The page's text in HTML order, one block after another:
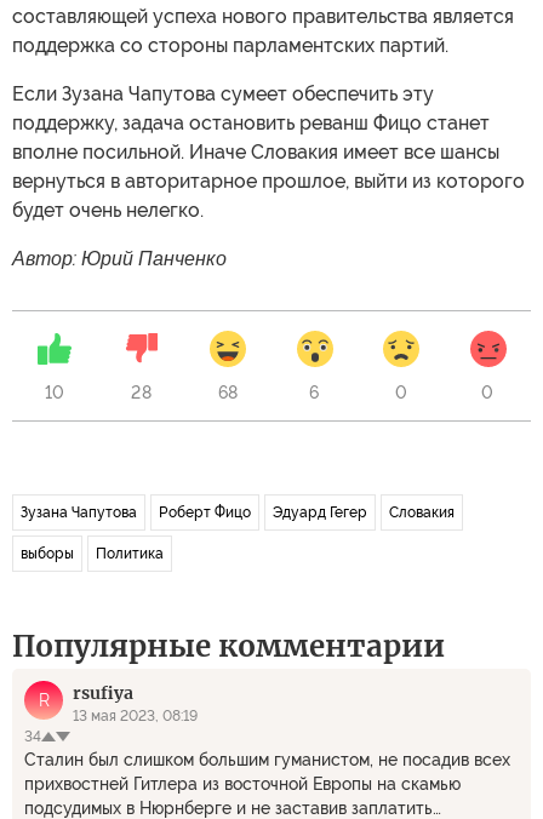
составляющей успеха нового правительства является
поддержка со стороны парламентских партий.
Если Зузана Чапутова сумеет обеспечить эту
поддержку, задача остановить реванш Фицо станет
вполне посильной. Иначе Словакия имеет все шансы
вернуться в авторитарное прошлое, выйти из которого
будет очень нелегко.
Автор: Юрий Панченко
10 28 68 6 0 0
Зузана Чапутова Роберт Фицо Эдуард Гегер Словакия
выборы Политика
Популярные комментарии
R rsufiya
13 мая 2023, 08:19
34
Сталин был слишком большим гуманистом, не посадив всех
прихвостней Гитлера из восточной Европы на скамью
подсудимых в Нюрнберге и не заставив заплатить